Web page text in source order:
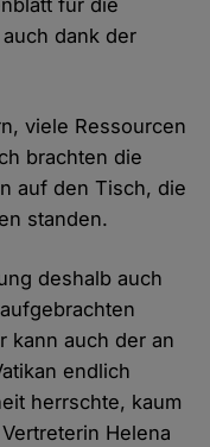
für die
dank der
viele Ressourcen
brachten die
auf den Tisch, die
standen.
deshalb auch
kann auch der an
endlich
herrschte, kaum
Helena